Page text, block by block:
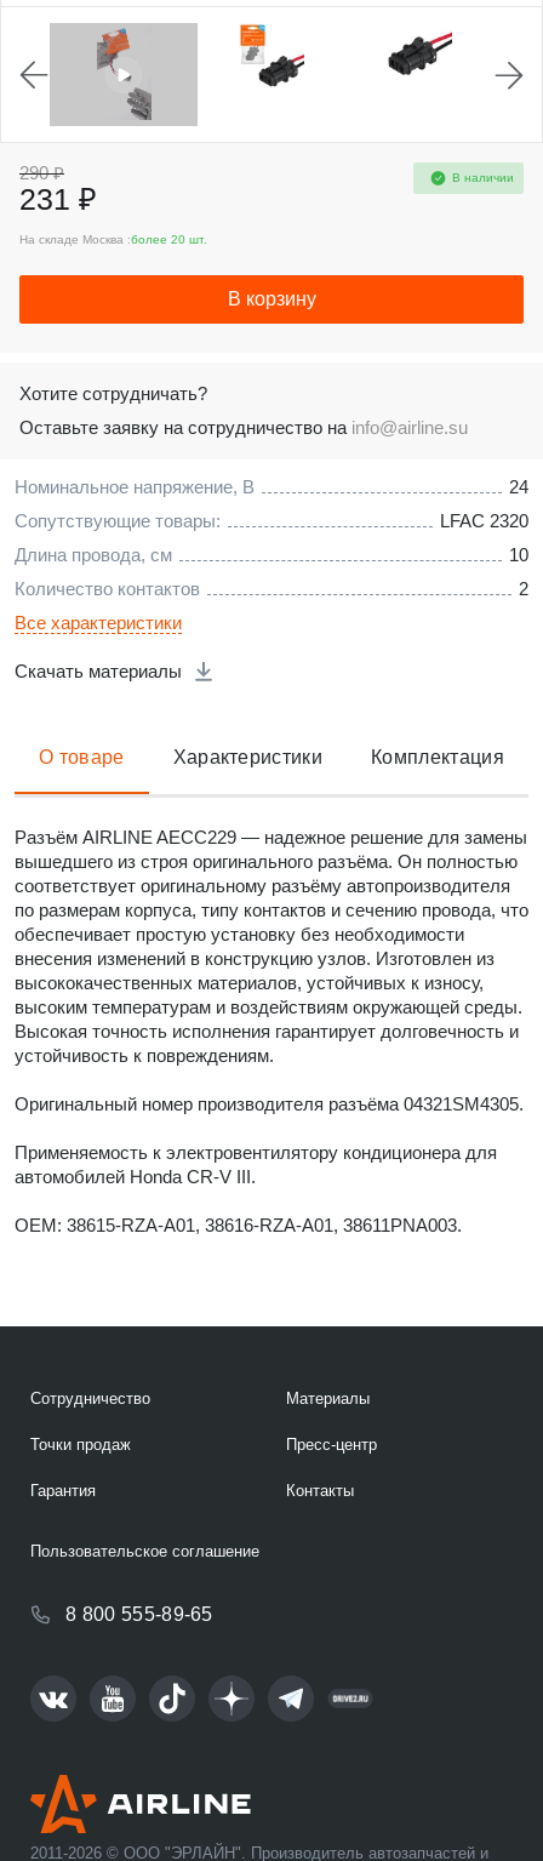
Номинальное напряжение, В
24
Сопутствующие товары:
LFAC 2320
Длина провода, см
10
Количество контактов
2
Все характеристики
Скачать материалы
290 ₽
231 ₽
В наличии
На складе Москва :более 20 шт.
В корзину
Хотите сотрудничать?
Оставьте заявку на сотрудничество на info@airline.su
О товаре Характеристики Комплектация
Разъём AIRLINE AECC229 — надежное решение для замены
вышедшего из строя оригинального разъёма. Он полностью
соответствует оригинальному разъёму автопроизводителя
по размерам корпуса, типу контактов и сечению провода, что
обеспечивает простую установку без необходимости
внесения изменений в конструкцию узлов. Изготовлен из
высококачественных материалов, устойчивых к износу,
высоким температурам и воздействиям окружающей среды.
Высокая точность исполнения гарантирует долговечность и
устойчивость к повреждениям.
Оригинальный номер производителя разъёма 04321SM4305.
Применяемость к электровентилятору кондиционера для
автомобилей Honda CR-V III.
OEM: 38615-RZA-A01, 38616-RZA-A01, 38611PNA003.
2011-2026 © ООО "ЭРЛАЙН". Производитель автозапчастей и
Сотрудничество
Точки продаж
Гарантия
Материалы
Пресс-центр
Контакты
8 800 555-89-65
Пользовательское соглашение